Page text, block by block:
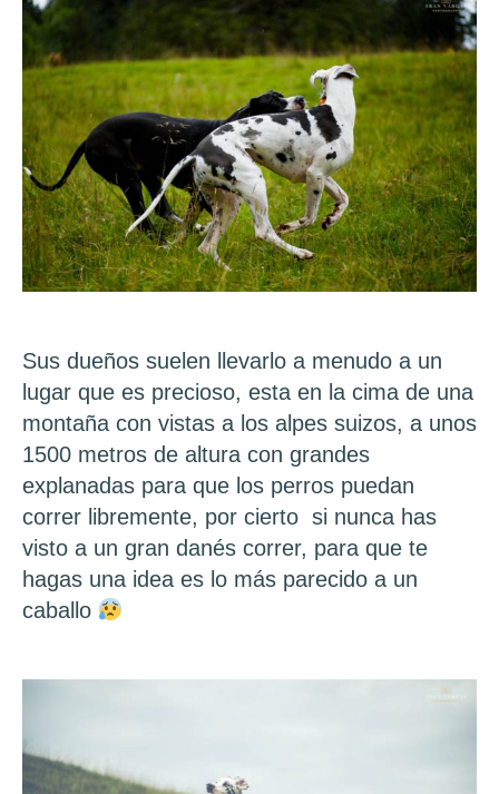
Sus dueños suelen llevarlo a menudo a un
lugar que es precioso, esta en la cima de una
montaña con vistas a los alpes suizos, a unos
1500 metros de altura con grandes
explanadas para que los perros puedan
correr libremente, por cierto si nunca has
visto a un gran danés correr, para que te
hagas una idea es lo más parecido a un
caballo